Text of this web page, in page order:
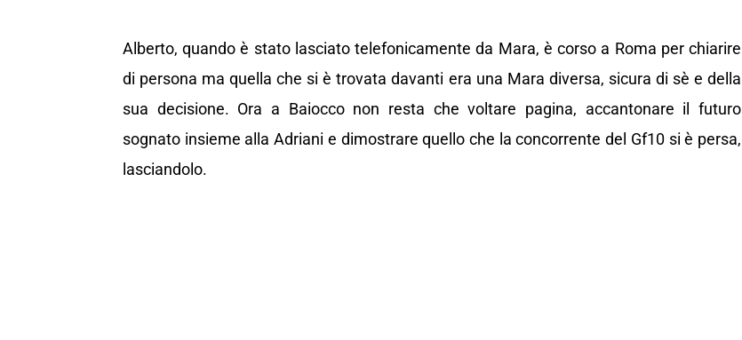
Alberto, quando è stato lasciato telefonicamente da Mara, è corso a Roma per chiarire
di persona ma quella che si è trovata davanti era una Mara diversa, sicura di sè e della
sua decisione. Ora a Baiocco non resta che voltare pagina, accantonare il futuro
sognato insieme alla Adriani e dimostrare quello che la concorrente del Gf10 si è persa,
lasciandolo.